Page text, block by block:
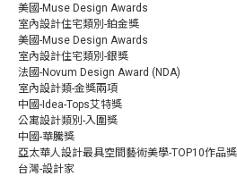
美國-Muse Design Awards
室內設計住宅類別-鉑金獎
美國-Muse Design Awards
室內設計住宅類別-銀獎
法國-Novum Design Award (NDA)
室內設計類-金獎兩項
中國-Idea-Tops艾特獎
公寓設計類別-入圍獎
中國-華騰獎
亞太華人設計最具空間藝術美學-TOP10作品獎
台灣-設計家